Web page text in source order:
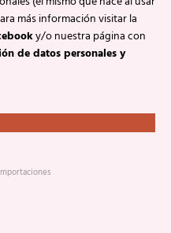
más información visitar la
y/o nuestra página con
de datos personales y